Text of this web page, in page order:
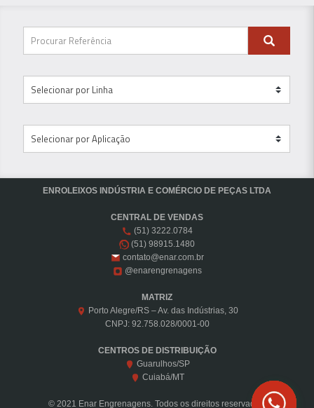
ENROLEIXOS INDÚSTRIA E COMÉRCIO DE PEÇAS LTDA
CENTRAL DE VENDAS
(51) 3222.0784
(51) 98915.1480
contato@enar.com.br
@enarengrenagens
MATRIZ
Porto Alegre/RS – Av. das Indústrias, 30
CNPJ: 92.758.028/0001-00
CENTROS DE DISTRIBUIÇÃO
Guarulhos/SP
Cuiabá/MT
© 2021 Enar Engrenagens. Todos os direitos reservados.